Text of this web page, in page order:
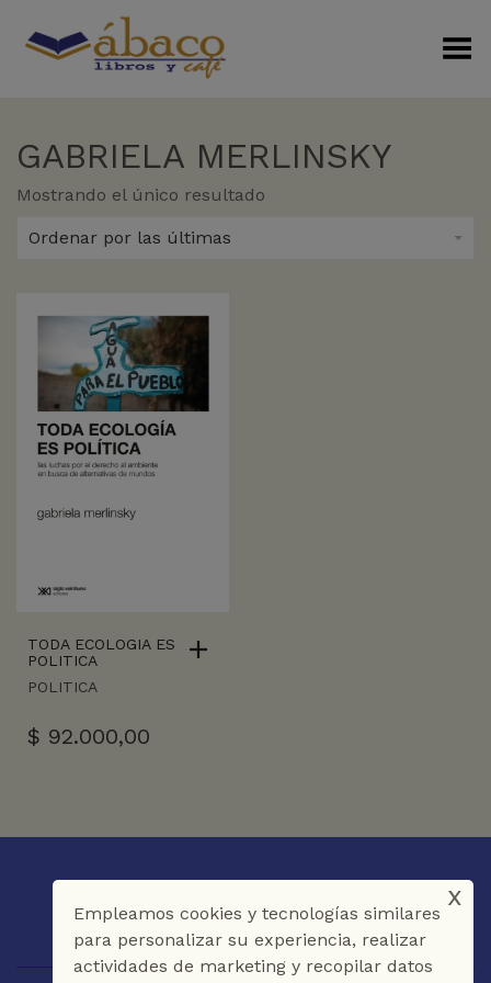
Menú Alterno
GABRIELA MERLINSKY
Mostrando el único resultado
Ordenar por las últimas
TODA ECOLOGIA ES
POLITICA
POLITICA
$ 92.000,00
Empleamos cookies y tecnologías similares
para personalizar su experiencia, realizar
actividades de marketing y recopilar datos
x